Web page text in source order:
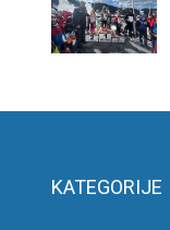
KATEGORIJE